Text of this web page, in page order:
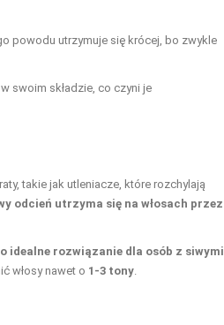
powodu utrzymuje się krócej, bo zwykle
swoim składzie, co czyni je
takie jak utleniacze, które rozchylają
odcień utrzyma się na włosach przez
idealne rozwiązanie dla osób z siwymi
włosy nawet o 1-3 tony